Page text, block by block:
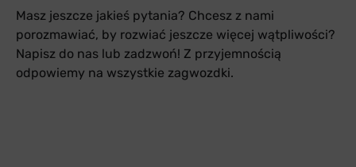
Masz jeszcze jakieś pytania? Chcesz z nami
porozmawiać, by rozwiać jeszcze więcej wątpliwości?
Napisz do nas lub zadzwoń! Z przyjemnością
odpowiemy na wszystkie zagwozdki.